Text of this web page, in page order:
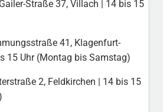
Straße 37, Villach | 14 bis 15
41, Klagenfurt-
15 Uhr (Montag bis Samstag)
2, Feldkirchen | 14 bis 15